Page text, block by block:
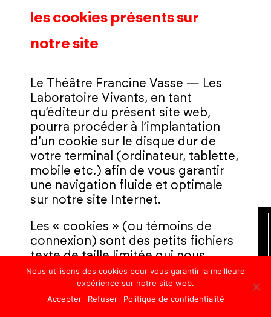
les cookies présents sur
notre site
Le Théâtre Francine Vasse — Les
Laboratoire Vivants, en tant
qu’éditeur du présent site web,
pourra procéder à l’implantation
d’un cookie sur le disque dur de
votre terminal (ordinateur, tablette,
mobile etc.) afin de vous garantir
une navigation fluide et optimale
sur notre site Internet.
Les « cookies » (ou témoins de
connexion) sont des petits fichiers
texte de taille limitée qui nous
permettent de reconnaître votre
ordinateur, votre tablette ou votre
mobile aux fins de personnaliser les
Nous utilisons des cookies pour vous garantir la meilleure
expérience sur notre site web.
Accepter
Refuser Politique de confidentialité